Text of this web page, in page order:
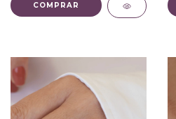
COMPRAR